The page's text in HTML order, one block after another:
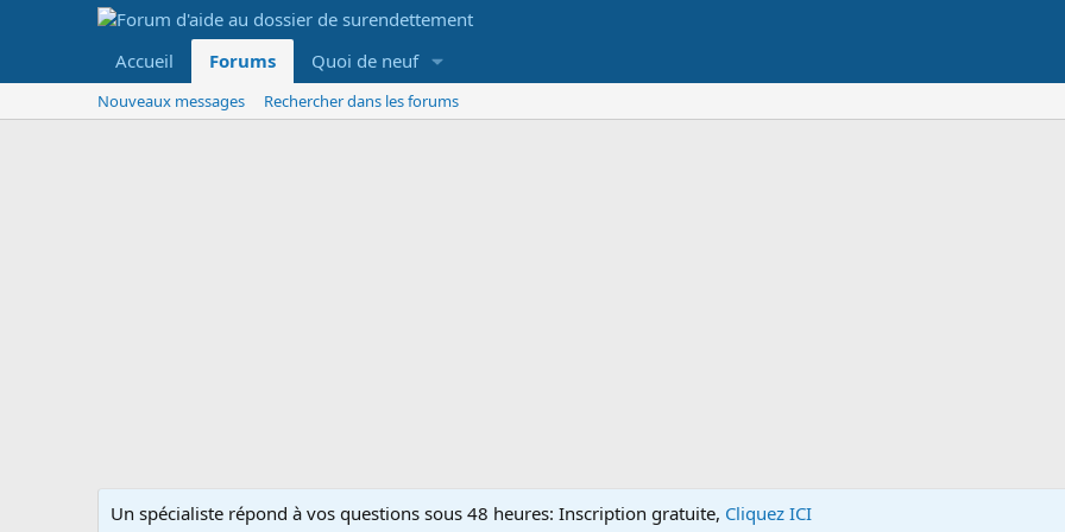
Accueil Forums Quoi de neuf
Nouveaux messages Rechercher dans les forums
Un spécialiste répond à vos questions sous 48 heures: Inscription gratuite, Cliquez ICI